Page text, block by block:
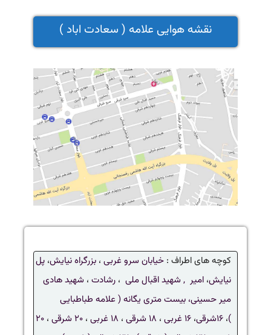
نقشه هوایی علامه ( سعادت اباد )
کوچه های اطراف : خیابان سرو غربی ، بزرگراه نیایش، پل
نیایش، امیر , شهید اقبال ملی ، رشادت ، شهید هادی
میر حسینی، بیست متری یگانه ( علامه طباطبایی
)، ۱۶شرقی ، ۱۶ غربی ، ۱۸ شرقی ، ۱۸ غربی ، ۲۰ شرقی ، ۲۰